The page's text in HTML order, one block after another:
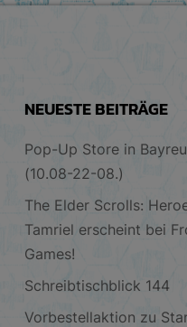
NEUESTE BEITRÄGE
Pop-Up Store in
(10.08-22-08.)
The Elder Scrolls:
Tamriel erscheint bei
Games!
Schreibtischblick 144
Vorbestellaktion zu